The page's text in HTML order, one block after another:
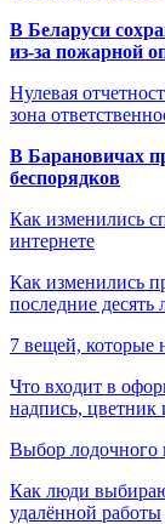
В Беларуси
из-за пожарной
Нулевая
зона
В Барановичах
беспорядков
Как изменились
интернете
Как изменились
последние десять
7 вещей, которые
Что входит в
надпись, цветник
Выбор лодочного
Как люди
удалённой работы